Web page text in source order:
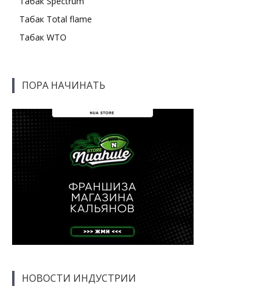
Табак Total flame
Табак WTO
ПОРА НАЧИНАТЬ
НОВОСТИ ИНДУСТРИИ